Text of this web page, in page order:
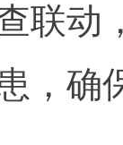
联动
，确